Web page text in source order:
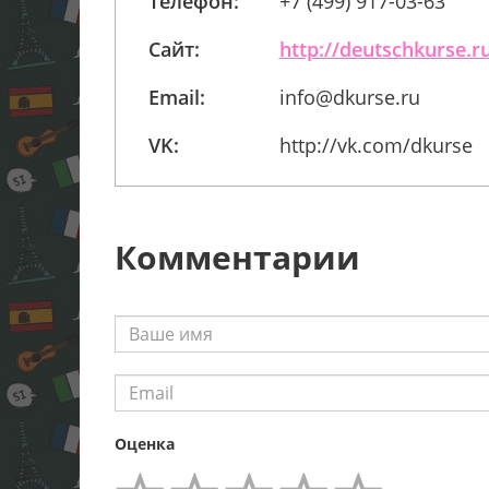
Сайт:
http://
Email:
info@dkurse.ru
VK:
http://vk.com/dkurse
Комментарии
Оценка